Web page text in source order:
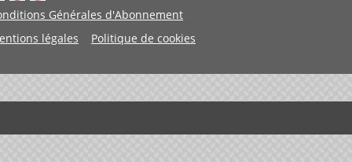
Générales d'Abonnement
légales
Politique de cookies